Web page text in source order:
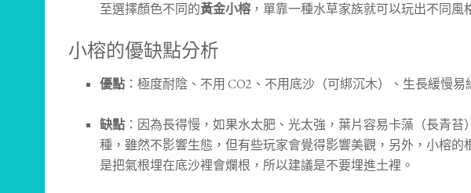
至選擇顏色不同的黃金小榕，單靠一種水草家族就可以玩出不同風
小榕的優缺點分析
優點 ：極度耐陰、不用 CO2、不用底沙（可綁沉木）、生長緩慢易
缺點 ：因為長得慢，如果水太肥、光太強，葉片容易卡藻（長青
種，雖然不影響生態，但有些玩家會覺得影響美觀，另外，小榕的
是把氣根埋在底沙裡會爛根，所以建議是不要埋進土裡。